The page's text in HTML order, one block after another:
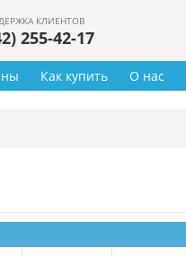
КЛИЕНТОВ
255-42-17
Как купить О нас